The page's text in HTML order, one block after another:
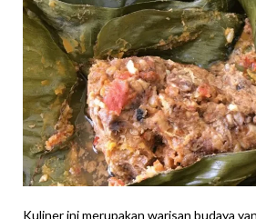
Kuliner ini merupakan warisan budaya